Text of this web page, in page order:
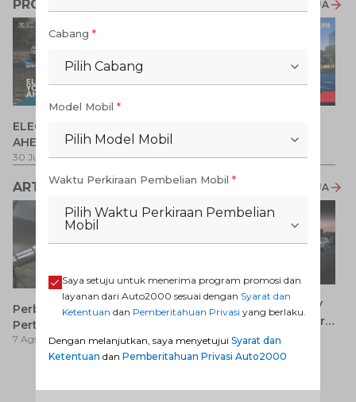
PROMO TERKAIT LIHAT SEMUA
ELECTRIFY YOUR PATH
AHEAD
30 Jul 2026-31 Ags 2026 1 Jul 2026-31 Ags 2026
ARTIKEL LAINNYA LIHAT SEMUA
Perbedaan Pertamax dan
Pertalite: Mana yang Lebih
Baik untuk Mobil Toyota
Anda?
7 Ags 2026
7 Keunggulan Mobil SUV
Dibanding MPV yang Perlu
Anda Ketahui
7 Ags 2026
Cabang *
Pilih Cabang
Model Mobil *
Pilih Model Mobil
Waktu Perkiraan Pembelian Mobil *
Pilih Waktu Perkiraan Pembelian
Mobil
Saya setuju untuk menerima program promosi dan
layanan dari Auto2000 sesuai dengan Syarat dan
Ketentuan dan Pemberitahuan Privasi yang berlaku.
Dengan melanjutkan, saya menyetujui Syarat dan
Ketentuan dan Pemberitahuan Privasi Auto2000